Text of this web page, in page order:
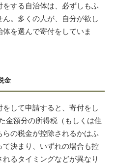
する自治体は、必ずしもふ
。多くの人が、自分が欲し
を選んで寄付をしていま
金
して申請すると、寄付をし
金額分の所得税（もしくは住
の税金が控除されるかはふ
決まり、いずれの場合も控
るタイミングなどが異なり